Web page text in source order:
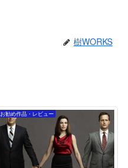
樹WORKS
お勧め作品・レビュー